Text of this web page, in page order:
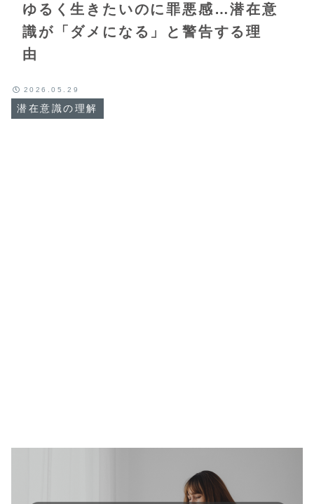
ゆるく生きたいのに罪悪感…潜在意
識が「ダメになる」と警告する理
由
潜在意識の理解
2026.05.29